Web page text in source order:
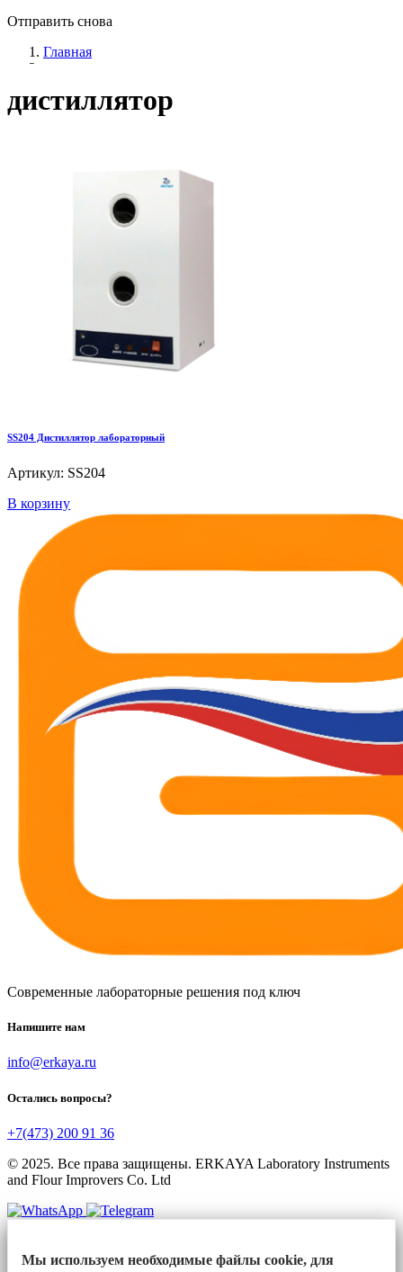
Отправить снова
Главная
дистиллятор
SS204 Дистиллятор лабораторный
Артикул: SS204
В корзину
Современные лабораторные решения под ключ
Напишите нам
info@erkaya.ru
Остались вопросы?
+7(473) 200 91 36
© 2025. Все права защищены. ERKAYA Laboratory Instruments
and Flour Improvers Co. Ltd
Мы используем необходимые файлы cookie, для